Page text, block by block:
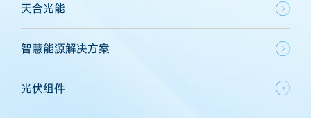
天合光能
智慧能源解决方案
光伏组件